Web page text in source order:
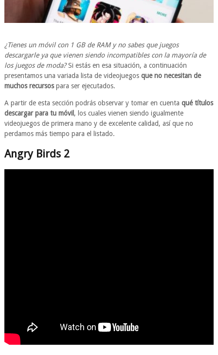
¿Tienes un móvil con 1 GB de RAM y no sabes que juegos
descargarle ya que vienen siendo incompatibles con la mayoría de
los juegos de moda?Si estás en esa situación, a continuación
presentamos una variada lista de videojuegos que no necesitan de
muchos recursospara ser ejecutados.
A partir de esta sección podrás observar y tomar en cuenta qué títulos
descargar para tu móvil , los cuales vienen siendo igualmente
videojuegos de primera mano y de excelente calidad, así que no
perdamos más tiempo para el listado.
Angry Birds 2